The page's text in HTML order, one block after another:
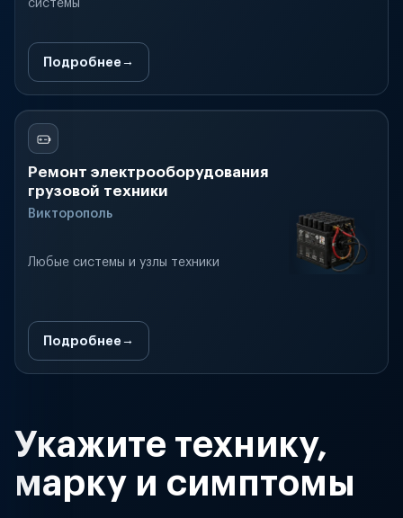
системы
Подробнее
Ремонт электрооборудования
грузовой техники
Викторополь
Любые системы и узлы техники
Подробнее
Укажите технику,
марку и симптомы